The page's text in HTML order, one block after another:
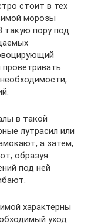
стоит в тех
морозы
такую пору под
в такой
лутрасил или
а затем,
образуя
под ней
характерны
уход